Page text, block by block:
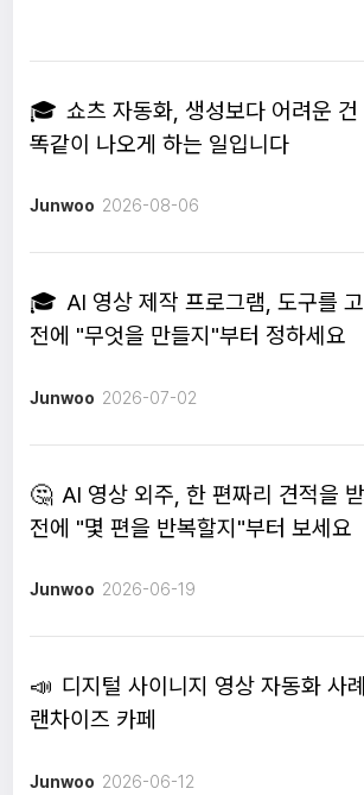
🎓 쇼츠 자동화, 생성보다 어려운 건
똑같이 나오게 하는 일입니다
Junwoo 2026-08-06
🎓 AI 영상 제작 프로그램, 도구를 고
전에 "무엇을 만들지"부터 정하세요
Junwoo 2026-07-02
🤔 AI 영상 외주, 한 편짜리 견적을
전에 "몇 편을 반복할지"부터 보세요
Junwoo 2026-06-19
📣 디지털 사이니지 영상 자동화 사
랜차이즈 카페
Junwoo 2026-06-12